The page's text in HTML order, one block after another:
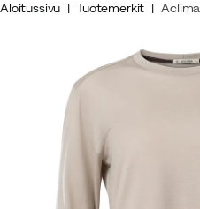
Aloitussivu Tuotemerkit Aclima